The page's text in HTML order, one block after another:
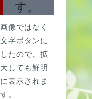
す。
画像ではなく
文字ボタンに
したので、拡
大しても鮮明
に表示されま
す。